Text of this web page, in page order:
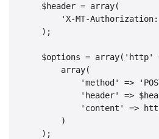
    $header = array(
'X-MT-
    );
$options = array('http'
        array(
'method' =>
'header' =>
'content' =>
        )
    );